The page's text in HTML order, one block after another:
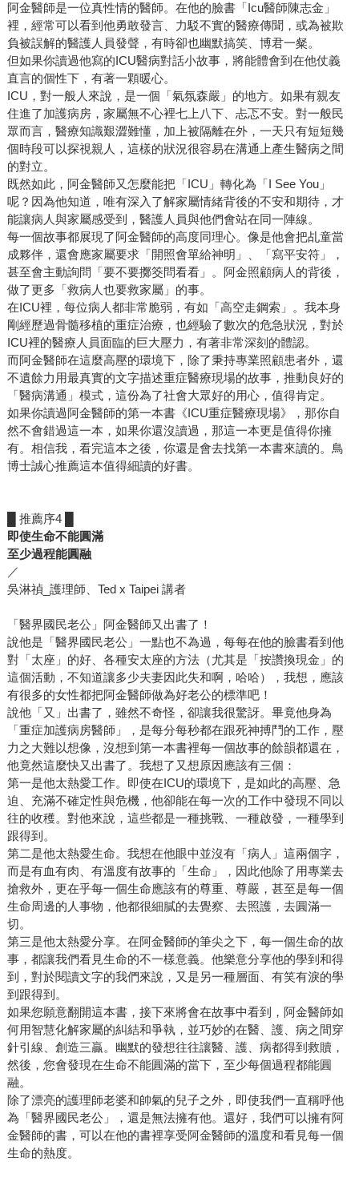
阿金醫師是一位真性情的醫師。在他的臉書「Icu醫師陳志金」
裡，經常可以看到他勇敢發言、力駁不實的醫療傳聞，或為被欺
負被誤解的醫護人員發聲，有時卻也幽默搞笑、博君一粲。
但如果你讀過他寫的ICU醫病對話小故事，將能體會到在他仗義
直言的個性下，有著一顆暖心。
ICU，對一般人來說，是一個「氣氛森嚴」的地方。如果有親友
住進了加護病房，家屬無不心裡七上八下、忐忑不安。對一般民
眾而言，醫療知識艱澀難懂，加上被隔離在外，一天只有短短幾
個時段可以探視親人，這樣的狀況很容易在溝通上產生醫病之間
的對立。
既然如此，阿金醫師又怎麼能把「ICU」轉化為「I See You」
呢？因為他知道，唯有深入了解家屬情緒背後的不安和期待，才
能讓病人與家屬感受到，醫護人員與他們會站在同一陣線。
每一個故事都展現了阿金醫師的高度同理心。像是他會把乩童當
成夥伴，還會應家屬要求「開照會單給神明」、「寫平安符」，
甚至會主動詢問「要不要擲筊問看看」。阿金照顧病人的背後，
做了更多「救病人也要救家屬」的事。
在ICU裡，每位病人都非常脆弱，有如「高空走鋼索」。我本身
剛經歷過骨髓移植的重症治療，也經驗了數次的危急狀況，對於
ICU裡的醫療人員面臨的巨大壓力，有著非常深刻的體認。
而阿金醫師在這麼高壓的環境下，除了秉持專業照顧患者外，還
不遺餘力用最真實的文字描述重症醫療現場的故事，推動良好的
「醫病溝通」模式，這份為了社會大眾好的用心，值得肯定。
如果你讀過阿金醫師的第一本書《ICU重症醫療現場》，那你自
然不會錯過這一本，如果你還沒讀過，那這一本更是值得你擁
有。相信我，看完這本之後，你還是會去找第一本書來讀的。鳥
博士誠心推薦這本值得細讀的好書。
█ 推薦序4 █
即使生命不能圓滿
至少過程能圓融
／
吳淋禎_護理師、Ted x Taipei 講者
「醫界國民老公」阿金醫師又出書了！
說他是「醫界國民老公」一點也不為過，每每在他的臉書看到他
對「太座」的好、各種安太座的方法（尤其是「按讚換現金」的
這個活動，不知道讓多少夫妻因此失和啊，哈哈），我想，應該
有很多的女性都把阿金醫師做為好老公的標準吧！
說他「又」出書了，雖然不奇怪，卻讓我很驚訝。畢竟他身為
「重症加護病房醫師」，是每分每秒都在跟死神搏鬥的工作，壓
力之大難以想像，沒想到第一本書裡每一個故事的餘韻都還在，
他竟然這麼快又出書了。我想了又想原因應該有三個：
第一是他太熱愛工作。即使在ICU的環境下，是如此的高壓、急
迫、充滿不確定性與危機，他卻能在每一次的工作中發現不同以
往的收穫。對他來說，這些都是一種挑戰、一種啟發，一種學到
跟得到。
第二是他太熱愛生命。我想在他眼中並沒有「病人」這兩個字，
而是有血有肉、有溫度有故事的「生命」，因此他除了用專業去
搶救外，更在乎每一個生命應該有的尊重、尊嚴，甚至是每一個
生命周邊的人事物，他都很細膩的去覺察、去照護，去圓滿一
切。
第三是他太熱愛分享。在阿金醫師的筆尖之下，每一個生命的故
事，都讓我們看見生命的不一樣意義。他樂意分享他的學到和得
到，對於閱讀文字的我們來說，又是另一種層面、有笑有淚的學
到跟得到。
如果您願意翻開這本書，接下來將會在故事中看到，阿金醫師如
何用智慧化解家屬的糾結和爭執，並巧妙的在醫、護、病之間穿
針引線、創造三贏。幽默的發想往往讓醫、護、病都得到救贖，
然後，您會發現在生命不能圓滿的當下，至少每個過程都能圓
融。
除了漂亮的護理師老婆和帥氣的兒子之外，即使我們一直稱呼他
為「醫界國民老公」，還是無法擁有他。還好，我們可以擁有阿
金醫師的書，可以在他的書裡享受阿金醫師的溫度和看見每一個
生命的熱度。